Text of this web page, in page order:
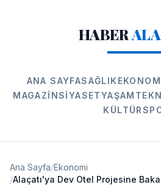
HABER
ANA SAYFASAĞLIK
MAGAZINSIYASETYAŞAM
KÜLTÜR
Ana Sayfa/Ekonomi
/